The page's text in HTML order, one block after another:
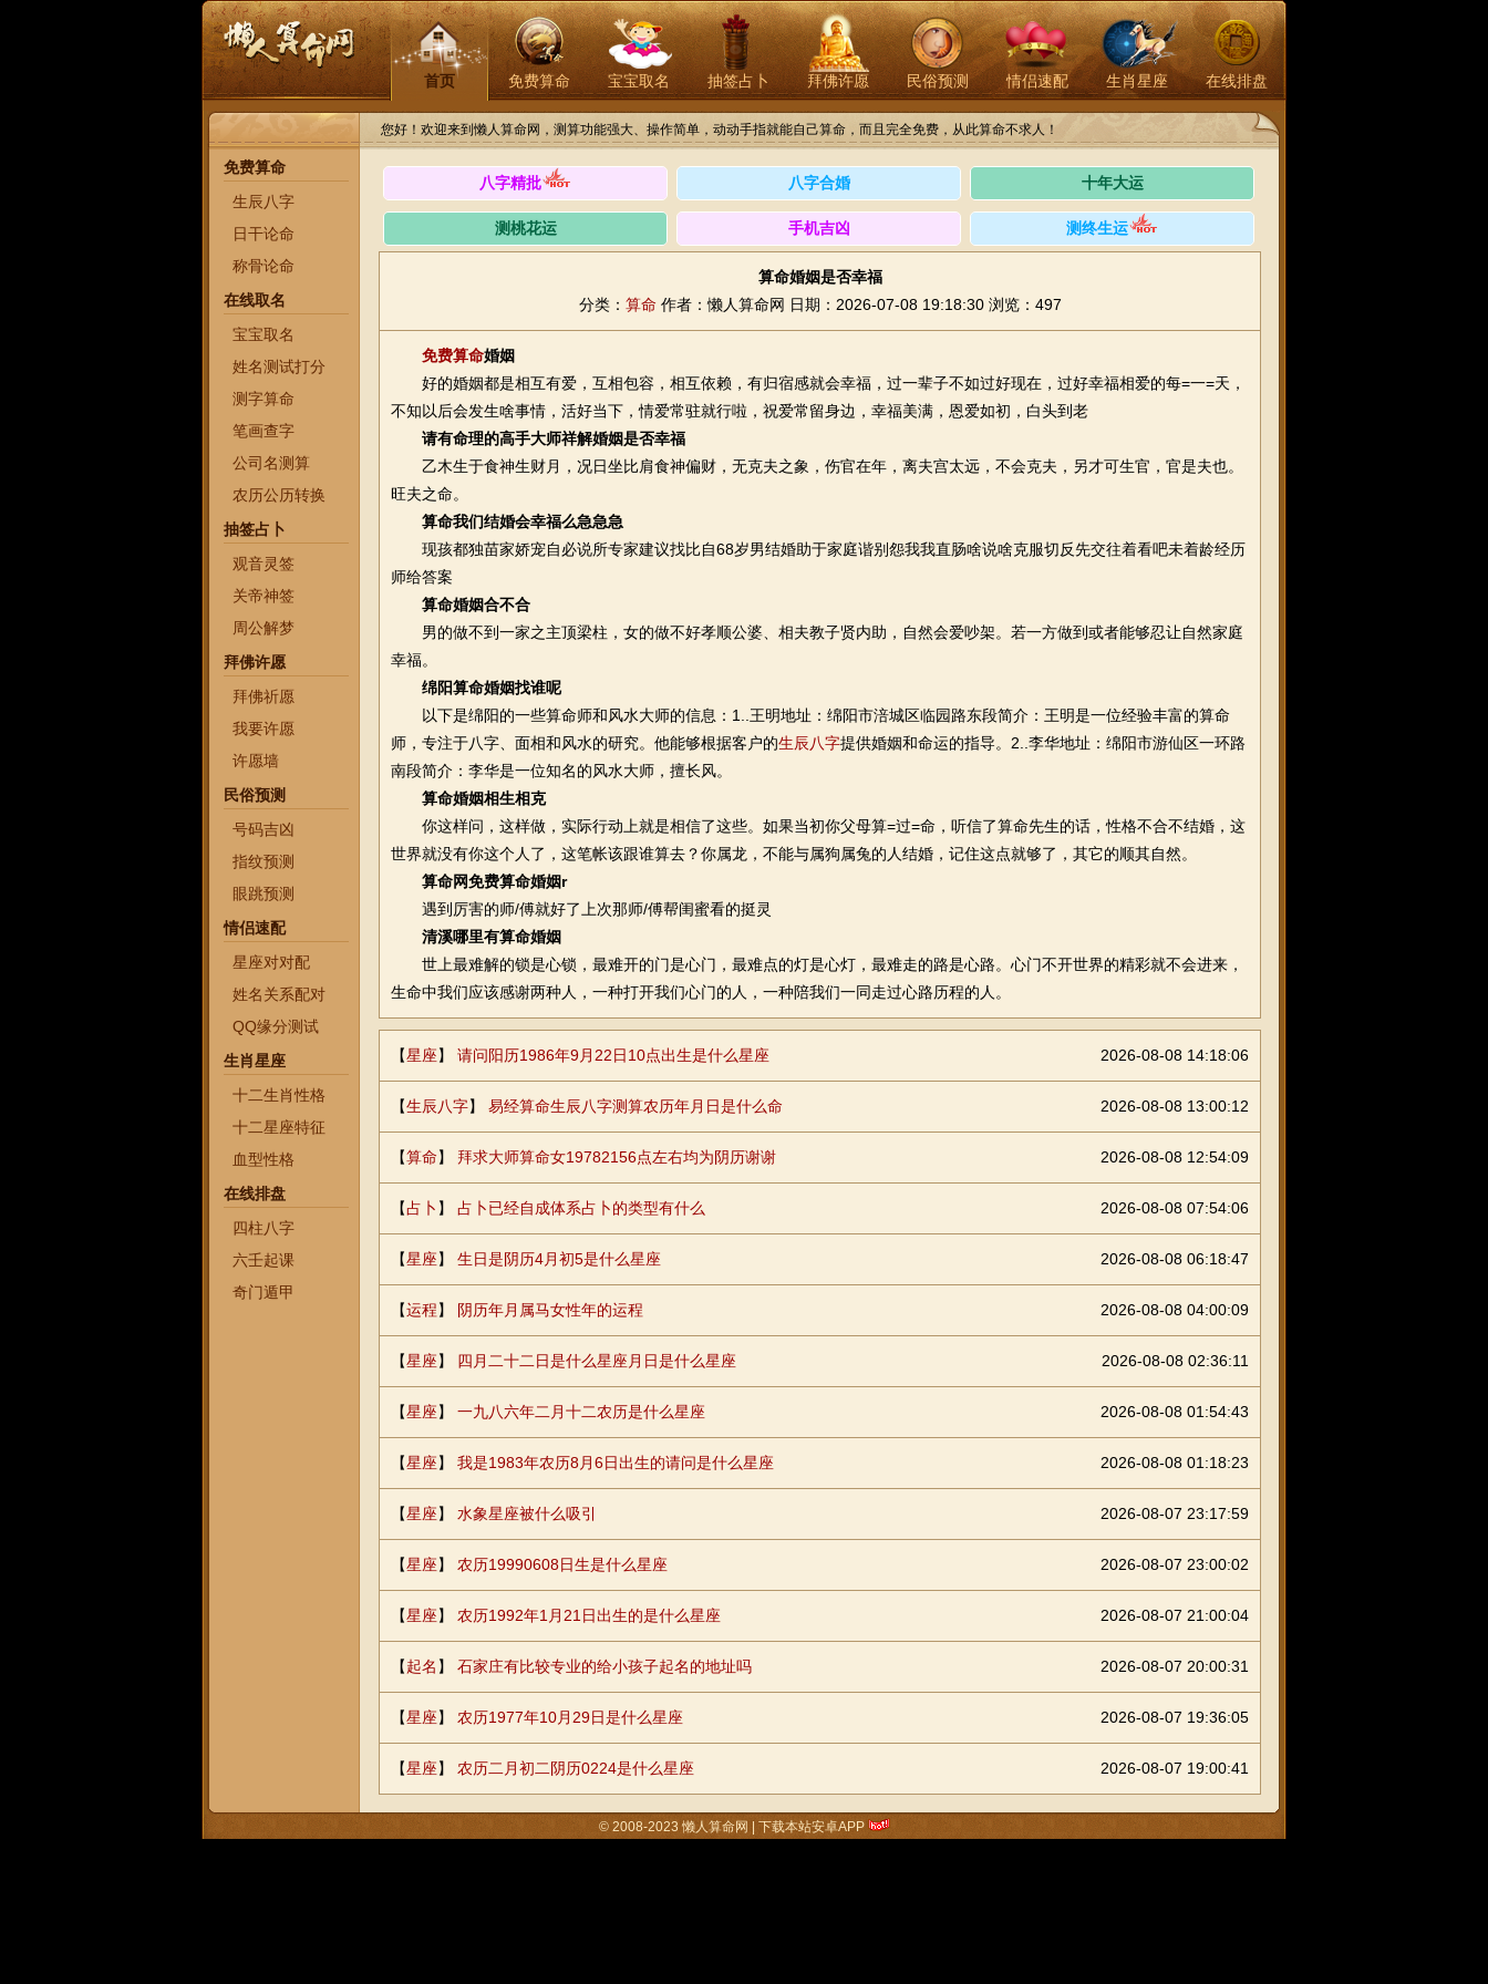
首页 免费算命 宝宝取名 抽签占卜 拜佛许愿 民俗预测 情侣速配 生肖星座 在线排盘
您好！欢迎来到懒人算命网，测算功能强大、操作简单，动动手指就能自己算命，而且完全免费，从此算命不求人！
免费算命
生辰八字
日干论命
称骨论命
在线取名
宝宝取名
姓名测试打分
测字算命
笔画查字
公司名测算
农历公历转换
抽签占卜
观音灵签
关帝神签
周公解梦
拜佛许愿
拜佛祈愿
我要许愿
许愿墙
民俗预测
号码吉凶
指纹预测
眼跳预测
情侣速配
星座对对配
姓名关系配对
QQ缘分测试
生肖星座
十二生肖性格
十二星座特征
血型性格
在线排盘
四柱八字
六壬起课
奇门遁甲
八字精批 八字合婚 十年大运
测桃花运 手机吉凶 测终生运
算命婚姻是否幸福
分类： 算命 作者：懒人算命网 日期：2026-07-08 19:18:30 浏览：497
免费算命婚姻
好的婚姻都是相互有爱，互相包容，相互依赖，有归宿感就会幸福，过一辈子不如过好现在，过好幸福相爱的每=一=天，
不知以后会发生啥事情，活好当下，情爱常驻就行啦，祝爱常留身边，幸福美满，恩爱如初，白头到老
请有命理的高手大师祥解婚姻是否幸福
乙木生于食神生财月，况日坐比肩食神偏财，无克夫之象，伤官在年，离夫宫太远，不会克夫，另才可生官，官是夫也。
旺夫之命。
算命我们结婚会幸福么急急急
现孩都独苗家娇宠自必说所专家建议找比自68岁男结婚助于家庭谐别怨我我直肠啥说啥克服切反先交往着看吧未着龄经历
师给答案
算命婚姻合不合
男的做不到一家之主顶梁柱，女的做不好孝顺公婆、相夫教子贤内助，自然会爱吵架。若一方做到或者能够忍让自然家庭
幸福。
绵阳算命婚姻找谁呢
以下是绵阳的一些算命师和风水大师的信息：1..王明地址：绵阳市涪城区临园路东段简介：王明是一位经验丰富的算命
师，专注于八字、面相和风水的研究。他能够根据客户的生辰八字提供婚姻和命运的指导。2..李华地址：绵阳市游仙区一环路
南段简介：李华是一位知名的风水大师，擅长风。
算命婚姻相生相克
你这样问，这样做，实际行动上就是相信了这些。如果当初你父母算=过=命，听信了算命先生的话，性格不合不结婚，这
世界就没有你这个人了，这笔帐该跟谁算去？你属龙，不能与属狗属兔的人结婚，记住这点就够了，其它的顺其自然。
算命网免费算命婚姻r
遇到厉害的师/傅就好了上次那师/傅帮闺蜜看的挺灵
清溪哪里有算命婚姻
世上最难解的锁是心锁，最难开的门是心门，最难点的灯是心灯，最难走的路是心路。心门不开世界的精彩就不会进来，
生命中我们应该感谢两种人，一种打开我们心门的人，一种陪我们一同走过心路历程的人。
【星座】 请问阳历1986年9月22日10点出生是什么星座 2026-08-08 14:18:06
【生辰八字】 易经算命生辰八字测算农历年月日是什么命 2026-08-08 13:00:12
【算命】 拜求大师算命女19782156点左右均为阴历谢谢 2026-08-08 12:54:09
【占卜 】 占卜已经自成体系占卜的类型有什么 2026-08-08 07:54:06
【星座】 生日是阴历4月初5是什么星座 2026-08-08 06:18:47
【运程】 阴历年月属马女性年的运程 2026-08-08 04:00:09
【星座】 四月二十二日是什么星座月日是什么星座 2026-08-08 02:36:11
【星座】 一九八六年二月十二农历是什么星座 2026-08-08 01:54:43
【星座】 我是1983年农历8月6日出生的请问是什么星座 2026-08-08 01:18:23
【星座】 水象星座被什么吸引 2026-08-07 23:17:59
【星座】 农历19990608日生是什么星座 2026-08-07 23:00:02
【星座】 农历1992年1月21日出生的是什么星座 2026-08-07 21:00:04
【起名 】 石家庄有比较专业的给小孩子起名的地址吗 2026-08-07 20:00:31
【星座】 农历1977年10月29日是什么星座 2026-08-07 19:36:05
【星座】 农历二月初二阴历0224是什么星座 2026-08-07 19:00:41
© 2008-2023 懒人算命网 下载本站安卓APP